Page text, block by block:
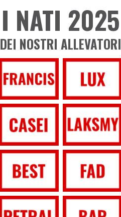
I NATI 2025
DEI NOSTRI ALLEVATORI